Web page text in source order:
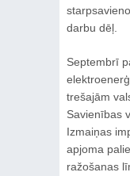
darbu dēļ.
Septembrī
trešajām
Savienības
Izmaiņas
apjoma
ražošanas